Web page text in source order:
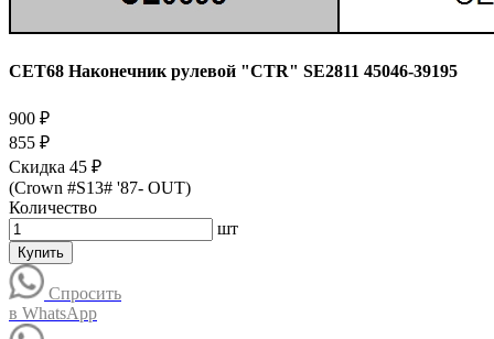
CET68 Наконечник рулевой "CTR" SE2811 45046-39195
900 ₽
855 ₽
Скидка 45 ₽
(Crown #S13# '87- OUT)
Количество
шт
Купить
Спросить
в WhatsApp